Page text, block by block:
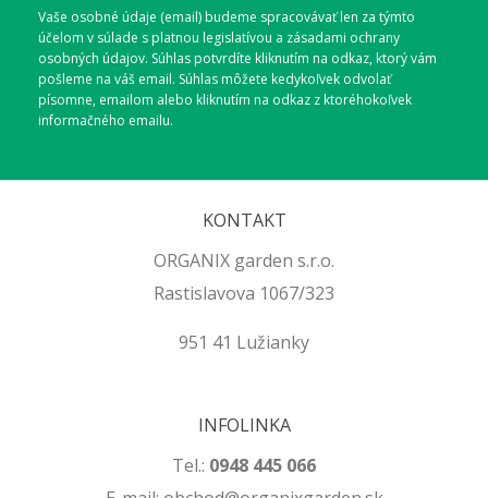
Vaše osobné údaje (email) budeme spracovávať len za týmto
účelom v súlade s platnou legislatívou a zásadami ochrany
osobných údajov. Súhlas potvrdíte kliknutím na odkaz, ktorý vám
pošleme na váš email. Súhlas môžete kedykoľvek odvolať
písomne, emailom alebo kliknutím na odkaz z ktoréhokoľvek
informačného emailu.
KONTAKT
ORGANIX garden s.r.o.
Rastislavova 1067/323
951 41 Lužianky
INFOLINKA
Tel.: 0948 445 066